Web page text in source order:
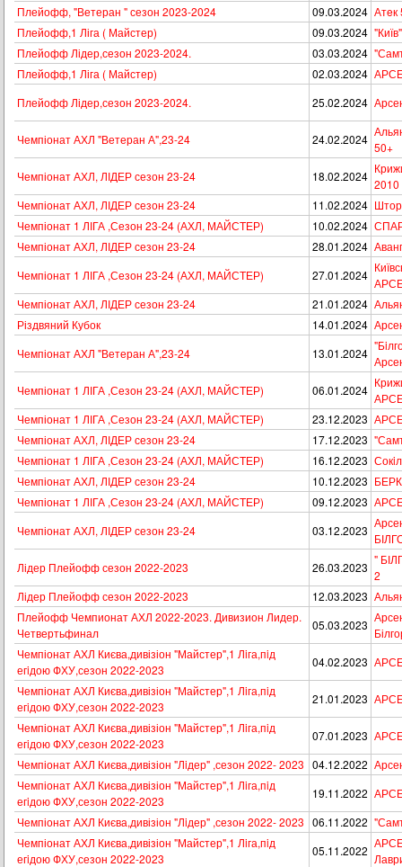
Плейофф, "Ветеран " сезон 2023-2024
09.03.2024 Атeк
Плейофф,1 Ліга ( Майстер)
09.03.2024
Плейофф Лідер,сезон 2023-2024.
03.03.2024
Плейофф,1 Ліга ( Майстер)
02.03.2024
Плейофф Лідер,сезон 2023-2024.
25.02.2024
Чемпіонат АХЛ "Ветеран А",23-24 24.02.2024
50+
Чемпіонат АХЛ, ЛІДЕР сезон 23-24
18.02.2024
2010
Чемпіонат АХЛ, ЛІДЕР сезон 23-24
11.02.2024
Чемпіонат 1 ЛІГА ,Сезон 23-24 (АХЛ, МАЙСТЕР)
10.02.2024
Чемпіонат АХЛ, ЛІДЕР сезон 23-24
28.01.2024
Чемпіонат 1 ЛІГА ,Сезон 23-24 (АХЛ, МАЙСТЕР)
27.01.2024
Чемпіонат АХЛ, ЛІДЕР сезон 23-24
21.01.2024
Різдвяний Кубок
14.01.2024
Чемпіонат АХЛ "Ветеран А",23-24
13.01.2024
Чемпіонат 1 ЛІГА ,Сезон 23-24 (АХЛ, МАЙСТЕР)
06.01.2024
Чемпіонат 1 ЛІГА ,Сезон 23-24 (АХЛ, МАЙСТЕР)
23.12.2023
Чемпіонат АХЛ, ЛІДЕР сезон 23-24
17.12.2023
Чемпіонат 1 ЛІГА ,Сезон 23-24 (АХЛ, МАЙСТЕР)
16.12.2023
Чемпіонат АХЛ, ЛІДЕР сезон 23-24
10.12.2023
Чемпіонат 1 ЛІГА ,Сезон 23-24 (АХЛ, МАЙСТЕР)
09.12.2023
Чемпіонат АХЛ, ЛІДЕР сезон 23-24
03.12.2023
Лідер Плейофф сезон 2022-2023
26.03.2023
"
2
Лідер Плейофф сезон 2022-2023
12.03.2023
Плейофф Чемпионат АХЛ 2022-2023. Дивизион Лидер.
Четвертьфинал
05.03.2023
Чемпіонат АХЛ Києва,дивізіон "Майстер",1 Лiга,пiд
егiдою ФХУ,сезон 2022-2023
04.02.2023
Чемпіонат АХЛ Києва,дивізіон "Майстер",1 Лiга,пiд
егiдою ФХУ,сезон 2022-2023
21.01.2023
Чемпіонат АХЛ Києва,дивізіон "Майстер",1 Лiга,пiд
егiдою ФХУ,сезон 2022-2023
07.01.2023
Чемпіонат АХЛ Києва,дивізіон "Лiдер" ,сезон 2022- 2023 04.12.2022
Чемпіонат АХЛ Києва,дивізіон "Майстер",1 Лiга,пiд
егiдою ФХУ,сезон 2022-2023
19.11.2022
Чемпіонат АХЛ Києва,дивізіон "Лiдер" ,сезон 2022- 2023 06.11.2022
Чемпіонат АХЛ Києва,дивізіон "Майстер",1 Лiга,пiд
егiдою ФХУ,сезон 2022-2023
05.11.2022